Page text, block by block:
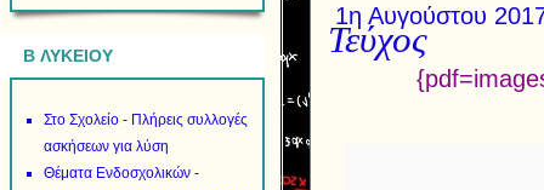
B ΛΥΚΕΙΟΥ
Στο Σχολείο - Πλήρεις συλλογές
ασκήσεων για λύση
Θέματα Ενδοσχολικών -
1η
Τεύχος